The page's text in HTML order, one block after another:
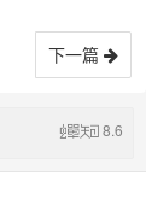
下一篇
8.6